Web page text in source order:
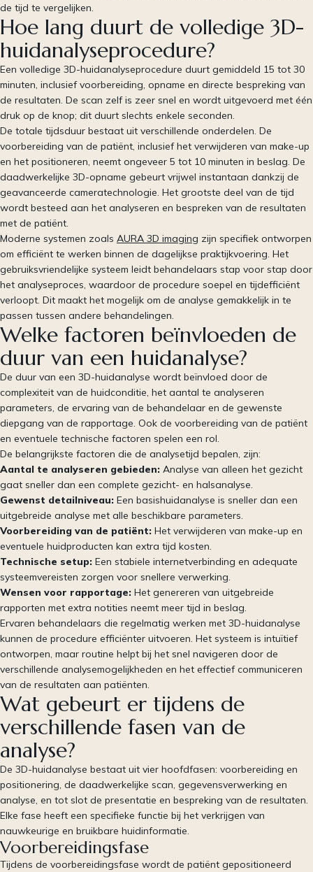
de tijd te vergelijken.
Hoe lang duurt de volledige 3D-
huidanalyseprocedure?
Een volledige 3D-huidanalyseprocedure duurt gemiddeld 15 tot 30
minuten, inclusief voorbereiding, opname en directe bespreking van
de resultaten. De scan zelf is zeer snel en wordt uitgevoerd met één
druk op de knop; dit duurt slechts enkele seconden.
De totale tijdsduur bestaat uit verschillende onderdelen. De
voorbereiding van de patiënt, inclusief het verwijderen van make-up
en het positioneren, neemt ongeveer 5 tot 10 minuten in beslag. De
daadwerkelijke 3D-opname gebeurt vrijwel instantaan dankzij de
geavanceerde cameratechnologie. Het grootste deel van de tijd
wordt besteed aan het analyseren en bespreken van de resultaten
met de patiënt.
Moderne systemen zoals AURA 3D imaging zijn specifiek ontworpen
om efficiënt te werken binnen de dagelijkse praktijkvoering. Het
gebruiksvriendelijke systeem leidt behandelaars stap voor stap door
het analyseproces, waardoor de procedure soepel en tijdefficiënt
verloopt. Dit maakt het mogelijk om de analyse gemakkelijk in te
passen tussen andere behandelingen.
Welke factoren beïnvloeden de
duur van een huidanalyse?
De duur van een 3D-huidanalyse wordt beïnvloed door de
complexiteit van de huidconditie, het aantal te analyseren
parameters, de ervaring van de behandelaar en de gewenste
diepgang van de rapportage. Ook de voorbereiding van de patiënt
en eventuele technische factoren spelen een rol.
De belangrijkste factoren die de analysetijd bepalen, zijn:
Aantal te analyseren gebieden: Analyse van alleen het gezicht
gaat sneller dan een complete gezicht- en halsanalyse.
Gewenst detailniveau: Een basishuidanalyse is sneller dan een
uitgebreide analyse met alle beschikbare parameters.
Voorbereiding van de patiënt: Het verwijderen van make-up en
eventuele huidproducten kan extra tijd kosten.
Technische setup: Een stabiele internetverbinding en adequate
systeemvereisten zorgen voor snellere verwerking.
Wensen voor rapportage: Het genereren van uitgebreide
rapporten met extra notities neemt meer tijd in beslag.
Ervaren behandelaars die regelmatig werken met 3D-huidanalyse
kunnen de procedure efficiënter uitvoeren. Het systeem is intuïtief
ontworpen, maar routine helpt bij het snel navigeren door de
verschillende analysemogelijkheden en het effectief communiceren
van de resultaten aan patiënten.
Wat gebeurt er tijdens de
verschillende fasen van de
analyse?
De 3D-huidanalyse bestaat uit vier hoofdfasen: voorbereiding en
positionering, de daadwerkelijke scan, gegevensverwerking en
analyse, en tot slot de presentatie en bespreking van de resultaten.
Elke fase heeft een specifieke functie bij het verkrijgen van
nauwkeurige en bruikbare huidinformatie.
Voorbereidingsfase
Tijdens de voorbereidingsfase wordt de patiënt gepositioneerd